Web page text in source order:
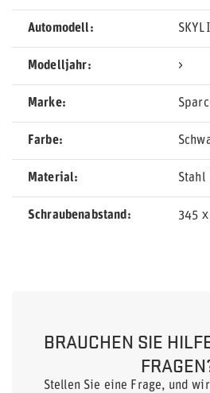
Automodell
Modelljahr >
Marke
Farbe
Material Stahl
Schraubenabstand 345 x
BRAUCHEN SIE
Stellen Sie eine Frage, und